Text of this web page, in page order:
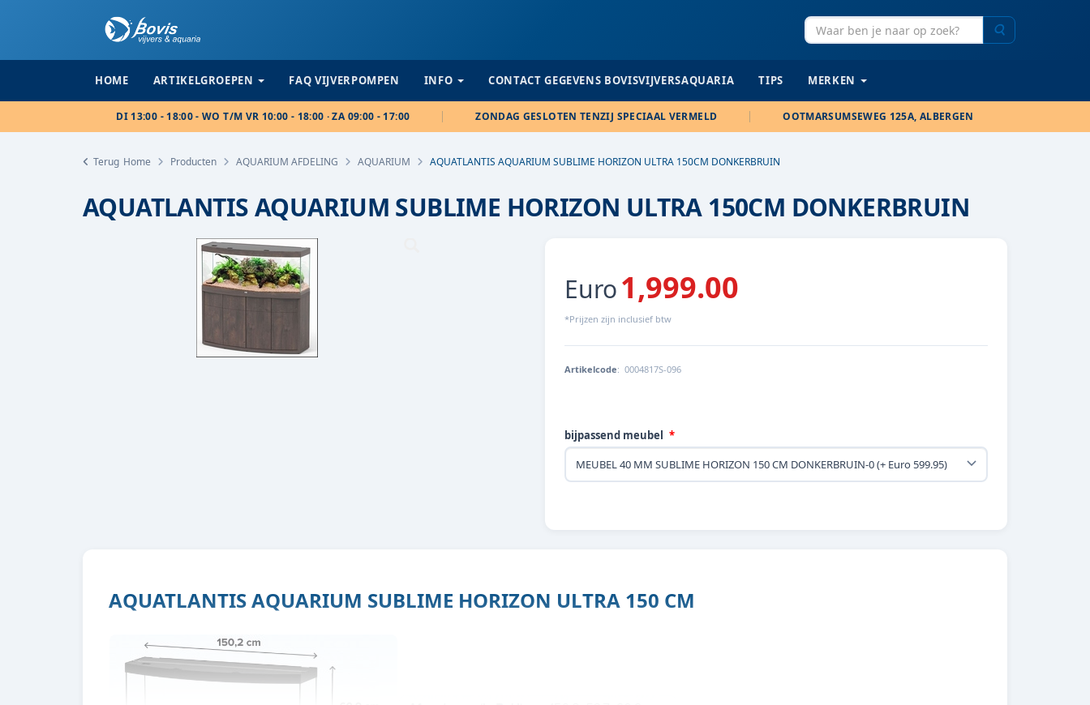
HOME ARTIKELGROEPEN FAQ VIJVERPOMPEN INFO CONTACT GEGEVENS BOVISVIJVERSAQUARIA TIPS MERKEN
DI 13:00 - 18:00 - WO T/M VR 10:00 - 18:00 · ZA 09:00 - 17:00 ZONDAG GESLOTEN TENZIJ SPECIAAL VERMELD OOTMARSUMSEWEG 125A, ALBERGEN
Terug Home Producten AQUARIUM AFDELING AQUARIUM AQUATLANTIS AQUARIUM SUBLIME HORIZON ULTRA 150CM DONKERBRUIN
AQUATLANTIS AQUARIUM SUBLIME HORIZON ULTRA 150CM DONKERBRUIN
Euro1,999.00
*Prijzen zijn inclusief btw
Artikelcode: 0004817S-096
bijpassend meubel
AQUATLANTIS AQUARIUM SUBLIME HORIZON ULTRA 150 CM